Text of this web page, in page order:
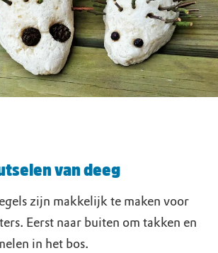
van deeg
zijn makkelijk te maken voor
Eerst naar buiten om takken en
in het bos.